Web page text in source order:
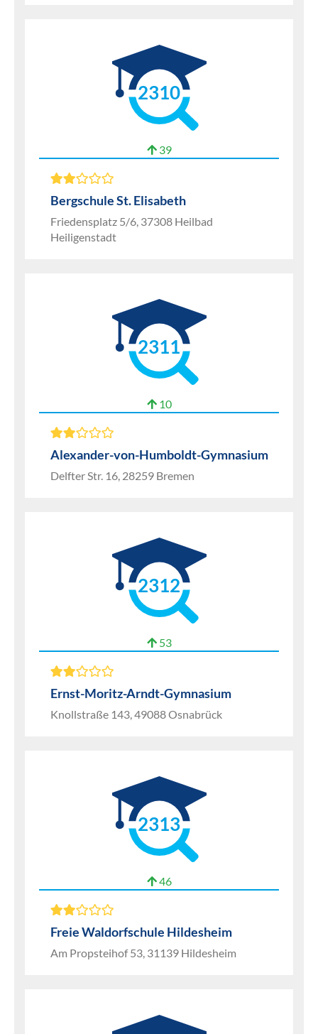
2310
39
Bergschule St. Elisabeth
Friedensplatz 5/6, 37308 Heilbad
Heiligenstadt
2311
10
Alexander-von-Humboldt-Gymnasium
Delfter Str. 16, 28259 Bremen
2312
53
Ernst-Moritz-Arndt-Gymnasium
Knollstraße 143, 49088 Osnabrück
2313
46
Freie Waldorfschule Hildesheim
Am Propsteihof 53, 31139 Hildesheim